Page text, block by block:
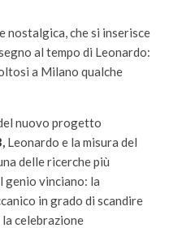
nostalgica, che si inserisce
al tempo di Leonardo:
a Milano qualche
nuovo progetto
, Leonardo e la misura del
delle ricerche più
genio vinciano: la
in grado di scandire
celebrazione